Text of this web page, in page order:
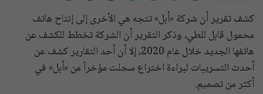
كشف تقرير أن شركة «أبل» تتجه هي الأخرى إلى إنتاح هاتف
محمول قابل للطي، وذكر التقرير أن الشركة تخطط للكشف عن
هاتفها الجديد خلال عام 2020، إلا أن أحد التقارير كشف عن
أحدث التسريبات لبراءة اختراع سجلت مؤخراً من «أبل» في
أكثر من تصميم.